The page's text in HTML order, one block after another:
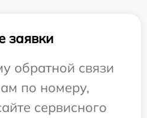
заявки
обратной связи
по номеру,
сервисного